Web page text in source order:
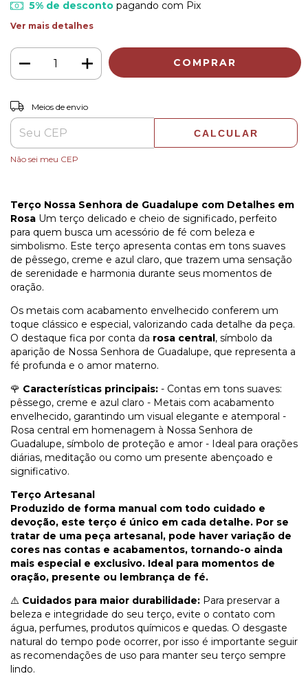
5% de descontopagando com Pix
Ver mais detalhes
Entregas para o CEP:
Meios de envio
CALCULAR
Não sei meu CEP
Terço Nossa Senhora de Guadalupe com Detalhes em
Rosa Um terço delicado e cheio de significado, perfeito
para quem busca um acessório de fé com beleza e
simbolismo. Este terço apresenta contas em tons suaves
de pêssego, creme e azul claro, que trazem uma sensação
de serenidade e harmonia durante seus momentos de
oração.
Os metais com acabamento envelhecido conferem um
toque clássico e especial, valorizando cada detalhe da peça.
O destaque fica por conta da rosa central, símbolo da
aparição de Nossa Senhora de Guadalupe, que representa a
fé profunda e o amor materno.
🌹 Características principais: - Contas em tons suaves:
pêssego, creme e azul claro - Metais com acabamento
envelhecido, garantindo um visual elegante e atemporal -
Rosa central em homenagem à Nossa Senhora de
Guadalupe, símbolo de proteção e amor - Ideal para orações
diárias, meditação ou como um presente abençoado e
significativo.
Terço Artesanal
Produzido de forma manual com todo cuidado e
devoção, este terço é único em cada detalhe. Por se
tratar de uma peça artesanal, pode haver variação de
cores nas contas e acabamentos, tornando-o ainda
mais especial e exclusivo. Ideal para momentos de
oração, presente ou lembrança de fé.
⚠️ Cuidados para maior durabilidade: Para preservar a
beleza e integridade do seu terço, evite o contato com
água, perfumes, produtos químicos e quedas. O desgaste
natural do tempo pode ocorrer, por isso é importante seguir
as recomendações de uso para manter seu terço sempre
lindo.